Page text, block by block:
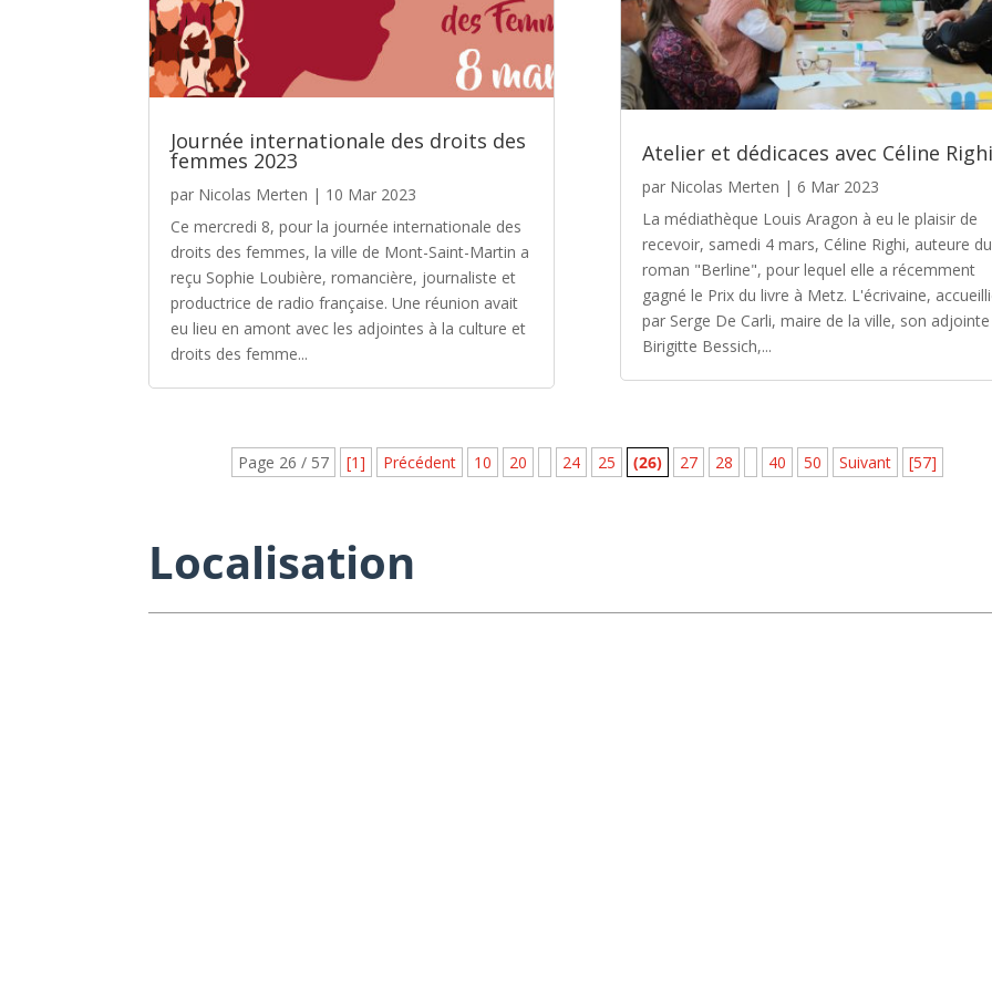
Journée internationale des droits des
femmes 2023
par Nicolas Merten | 10 Mar 2023
Ce mercredi 8, pour la journée internationale des
droits des femmes, la ville de Mont-Saint-Martin a
reçu Sophie Loubière, romancière, journaliste et
productrice de radio française. Une réunion avait
eu lieu en amont avec les adjointes à la culture et
droits des femme...
Atelier et dédicaces avec Céline Righi
par Nicolas Merten | 6 Mar 2023
La médiathèque Louis Aragon à eu le plaisir de
recevoir, samedi 4 mars, Céline Righi, auteure du
roman "Berline", pour lequel elle a récemment
gagné le Prix du livre à Metz. L'écrivaine,
par Serge De Carli, maire de la ville, son adjointe
Birigitte Bessich,...
Page 26 / 57 [1] Précédent 10 20 24 25 (26) 27 28 40 50 Suivant [57]
Localisation